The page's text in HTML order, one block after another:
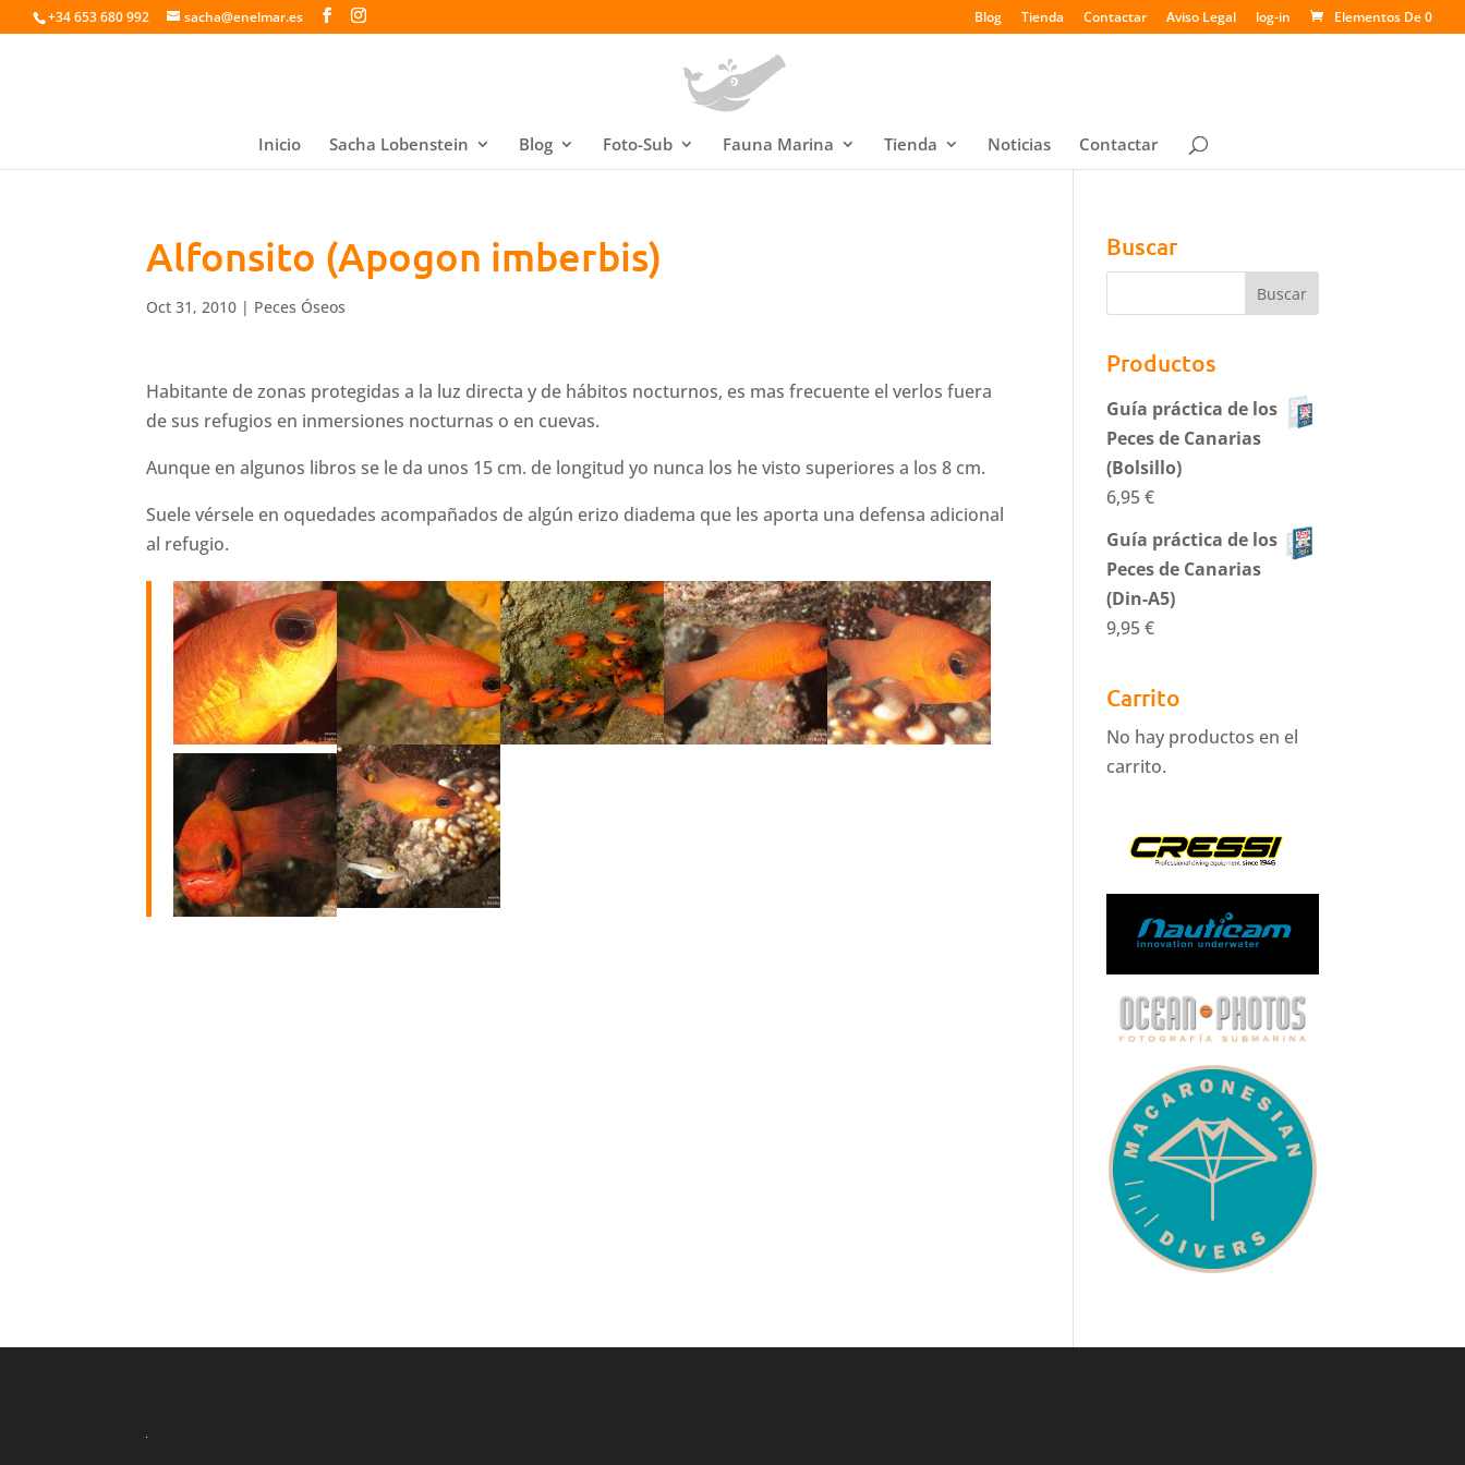
+34 653 680 992 sacha@enelmar.es Blog Tienda Contactar Aviso Legal log-in Elementos De 0
Inicio Sacha Lobenstein Blog Foto-Sub Fauna Marina Tienda Noticias Contactar
Alfonsito (Apogon imberbis)
Oct 31, 2010 | Peces Óseos
Habitante de zonas protegidas a la luz directa y de hábitos nocturnos, es mas frecuente el verlos fuera
de sus refugios en inmersiones nocturnas o en cuevas.
Aunque en algunos libros se le da unos 15 cm. de longitud yo nunca los he visto superiores a los 8 cm.
Suele vérsele en oquedades acompañados de algún erizo diadema que les aporta una defensa adicional
al refugio.
Buscar
Productos
Guía práctica de los
Peces de Canarias
(Bolsillo)
6,95€
Guía práctica de los
Peces de Canarias
(Din-A5)
9,95€
Carrito
No hay productos en el
carrito.